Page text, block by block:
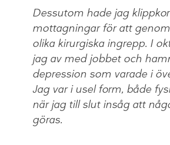
Dessutom hade jag
mottagningar för att
olika kirurgiska ingrepp. I
jag av med jobbet och
depression som varade i
Jag var i usel form, både
när jag till slut insåg att
göras.